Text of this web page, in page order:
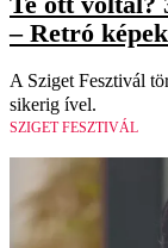
– Retró
A Sziget Fesztivál
sikerig ível.
SZIGET FESZTIVÁL